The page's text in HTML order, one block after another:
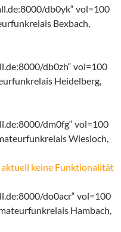
db0yk“ vol=100
Bexbach,
db0zh“ vol=100
Heidelberg,
dm0fg“ vol=100
Wiesloch,
keine Funktionalität
do0acr“ vol=100
Hambach,